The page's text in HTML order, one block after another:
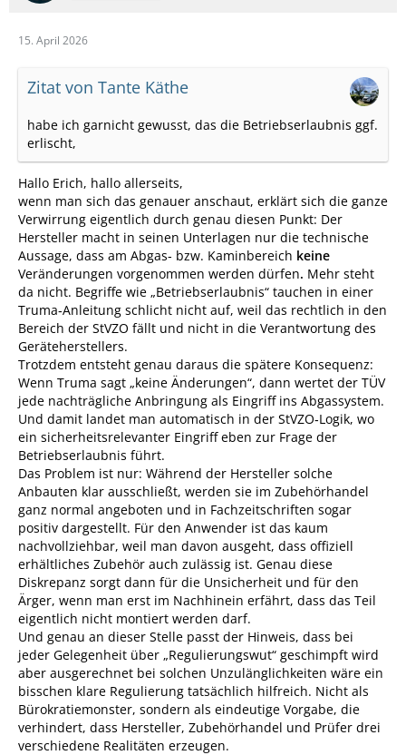
15. April 2026
Zitat von Tante Käthe
habe ich garnicht gewusst, das die Betriebserlaubnis ggf.
erlischt,
Hallo Erich, hallo allerseits,
wenn man sich das genauer anschaut, erklärt sich die ganze
Verwirrung eigentlich durch genau diesen Punkt: Der
Hersteller macht in seinen Unterlagen nur die technische
Aussage, dass am Abgas‑ bzw. Kaminbereich keine
Veränderungen vorgenommen werden dürfen. Mehr steht
da nicht. Begriffe wie „Betriebserlaubnis“ tauchen in einer
Truma‑Anleitung schlicht nicht auf, weil das rechtlich in den
Bereich der StVZO fällt und nicht in die Verantwortung des
Geräteherstellers.
Trotzdem entsteht genau daraus die spätere Konsequenz:
Wenn Truma sagt „keine Änderungen“, dann wertet der TÜV
jede nachträgliche Anbringung als Eingriff ins Abgassystem.
Und damit landet man automatisch in der StVZO‑Logik, wo
ein sicherheitsrelevanter Eingriff eben zur Frage der
Betriebserlaubnis führt.
Das Problem ist nur: Während der Hersteller solche
Anbauten klar ausschließt, werden sie im Zubehörhandel
ganz normal angeboten und in Fachzeitschriften sogar
positiv dargestellt. Für den Anwender ist das kaum
nachvollziehbar, weil man davon ausgeht, dass offiziell
erhältliches Zubehör auch zulässig ist. Genau diese
Diskrepanz sorgt dann für die Unsicherheit und für den
Ärger, wenn man erst im Nachhinein erfährt, dass das Teil
eigentlich nicht montiert werden darf.
Und genau an dieser Stelle passt der Hinweis, dass bei
jeder Gelegenheit über „Regulierungswut“ geschimpft wird
aber ausgerechnet bei solchen Unzulänglichkeiten wäre ein
bisschen klare Regulierung tatsächlich hilfreich. Nicht als
Bürokratiemonster, sondern als eindeutige Vorgabe, die
verhindert, dass Hersteller, Zubehörhandel und Prüfer drei
verschiedene Realitäten erzeugen.